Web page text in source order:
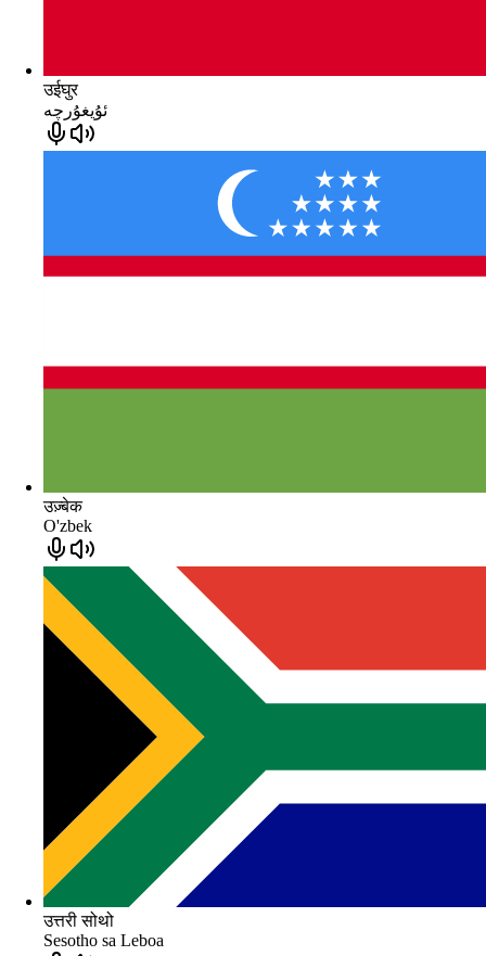
उईघुर
ئۇيغۇرچە
उज़्बेक
O'zbek
उत्तरी सोथो
Sesotho sa Leboa